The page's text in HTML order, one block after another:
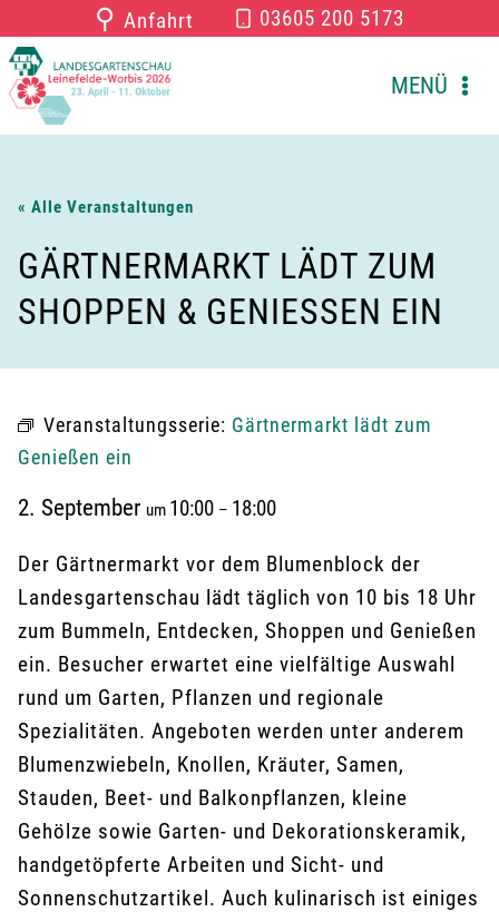
Inhalt
springen
⚲ Anfahrt 03605 200 5173
MENÜ
« Alle Veranstaltungen
GÄRTNERMARKT LÄDT ZUM
SHOPPEN & GENIESSEN EIN
Veranstaltungsserie: Gärtnermarkt lädt zum
Genießen ein
2. September um 10:00 – 18:00
Der Gärtnermarkt vor dem Blumenblock der
Landesgartenschau lädt täglich von 10 bis 18 Uhr
zum Bummeln, Entdecken, Shoppen und Genießen
ein. Besucher erwartet eine vielfältige Auswahl
rund um Garten, Pflanzen und regionale
Spezialitäten. Angeboten werden unter anderem
Blumenzwiebeln, Knollen, Kräuter, Samen,
Stauden, Beet- und Balkonpflanzen, kleine
Gehölze sowie Garten- und Dekorationskeramik,
handgetöpferte Arbeiten und Sicht- und
Sonnenschutzartikel. Auch kulinarisch ist einiges